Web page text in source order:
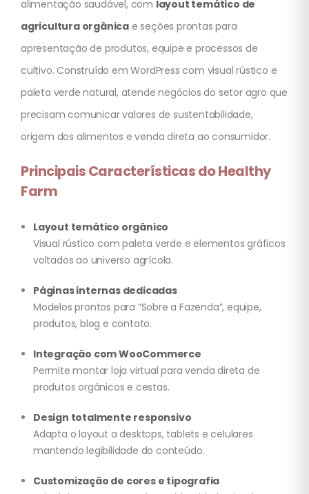
alimentação saudável, com layout temático de
agricultura orgânica e seções prontas para
apresentação de produtos, equipe e processos de
cultivo. Construído em WordPress com visual rústico e
paleta verde natural, atende negócios do setor agro que
precisam comunicar valores de sustentabilidade,
origem dos alimentos e venda direta ao consumidor.
Principais Características do Healthy
Farm
Layout temático orgânico
Visual rústico com paleta verde e elementos gráficos
voltados ao universo agrícola.
Páginas internas dedicadas
Modelos prontos para “Sobre a Fazenda”, equipe,
produtos, blog e contato.
Integração com WooCommerce
Permite montar loja virtual para venda direta de
produtos orgânicos e cestas.
Design totalmente responsivo
Adapta o layout a desktops, tablets e celulares
mantendo legibilidade do conteúdo.
Customização de cores e tipografia